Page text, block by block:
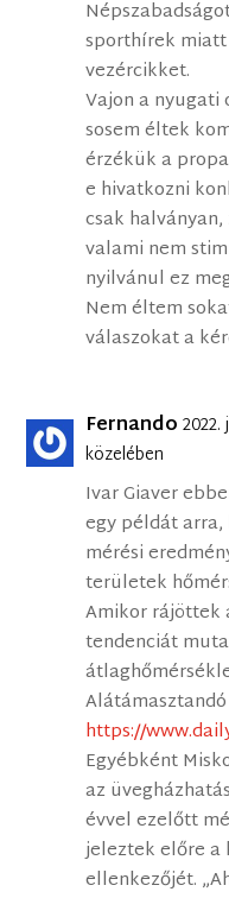
sporthírek
vezércikket.
Vajon a nyugati
sosem éltek
érzékük a
e hivatkozni
csak
valami nem
nyilvánul ez
Nem éltem
válaszokat a
Fernando
közelében
Ivar Giaver
egy példát
mérési
területek
Amikor rájöttek
tendenciát
https://
Egyébként
az
évvel ezelőtt
jeleztek előre a
ellenkezőjét.